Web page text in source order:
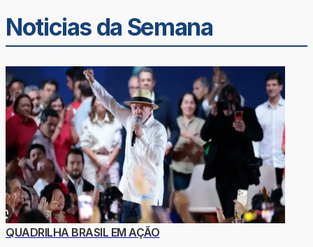
Noticias da Semana
QUADRILHA BRASIL EM AÇÃO